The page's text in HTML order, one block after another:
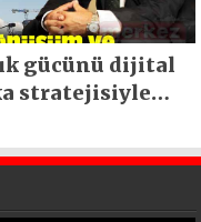
gücünü dijital
stratejisiyle